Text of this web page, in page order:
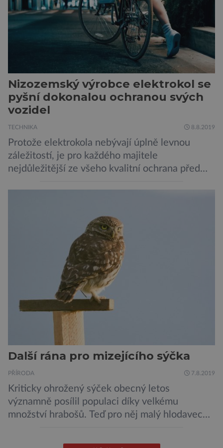
měsíc, kdy […]
Nizozemský výrobce elektrokol se
pyšní dokonalou ochranou svých
vozidel
TECHNIKA 8.8.2019
Protože elektrokola nebývají úplně levnou
záležitostí, je pro každého majitele
nejdůležitější ze všeho kvalitní ochrana před
Skutečně nepřehání? Pokud se podrobněji
podíváme na ochranu jejich elektrokol
Electrified S2 a X2, pak je […]
Další rána pro mizejícího sýčka
PŘÍRODA 7.8.2019
Kriticky ohrožený sýček obecný letos
významně posílil populaci díky velkému
množství hrabošů. Teď pro něj malý hlodavec